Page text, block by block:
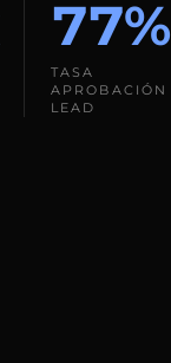
77%
TASA
APROBACIÓN
LEAD